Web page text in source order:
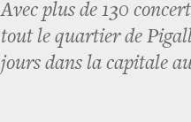
Avec plus de 130
tout le quartier de
jours dans la capitale